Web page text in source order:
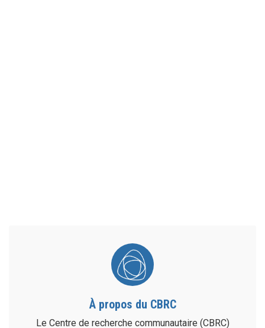
À propos du CBRC
Le Centre de recherche communautaire (CBRC)